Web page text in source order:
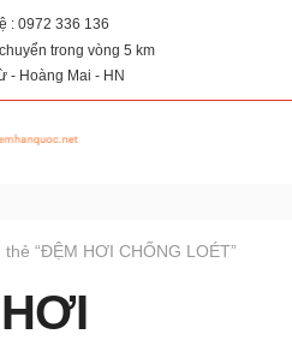
: 0972 336 136
trong vòng 5 km
Hoàng Mai - HN
“ĐỆM HƠI CHỐNG LOÉT”